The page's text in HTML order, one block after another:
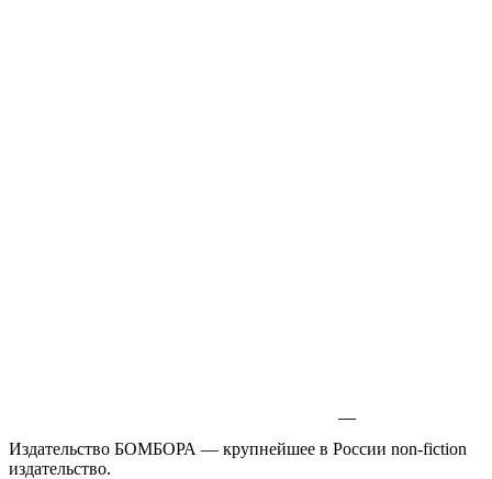
Издательство БОМБОРА — крупнейшее в России non-fiction
издательство.